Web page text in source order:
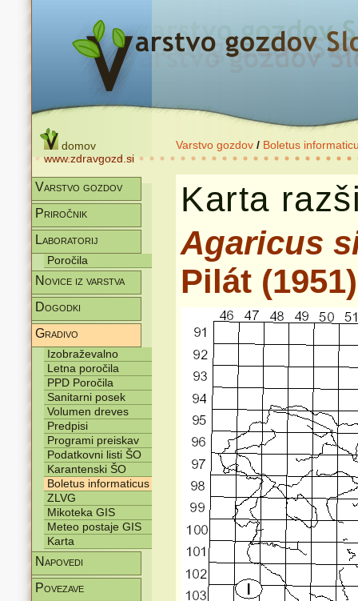
domov
www.zdravgozd.si
Varstvo gozdov / Boletus
Varstvo gozdov
Priročnik
Laboratorij
Poročila
Novice iz varstva
Dogodki
Gradivo
Izobraževalno
Letna poročila
PPD Poročila
Sanitarni posek
Volumen dreves
Predpisi
Programi preiskav
Podatkovni listi ŠO
Karantenski ŠO
Boletus informaticus
ZLVG
Mikoteka GIS
Meteo postaje GIS
Karta
Napovedi
Povezave
Karta
Agaricus
Pilát (1951)